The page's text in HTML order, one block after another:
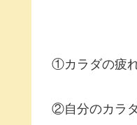
①カラダの疲
②自分のカラ